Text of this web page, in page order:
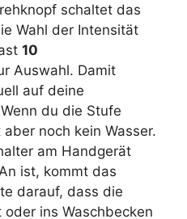
schaltet das
Wahl der Intensität
10
Auswahl. Damit
auf deine
du die Stufe
noch kein Wasser.
am Handgerät
ist, kommt das
darauf, dass die
ins Waschbecken